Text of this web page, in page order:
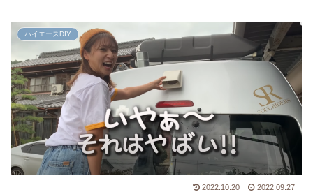
ハイエースDIY
2022.10.20 2022.09.27